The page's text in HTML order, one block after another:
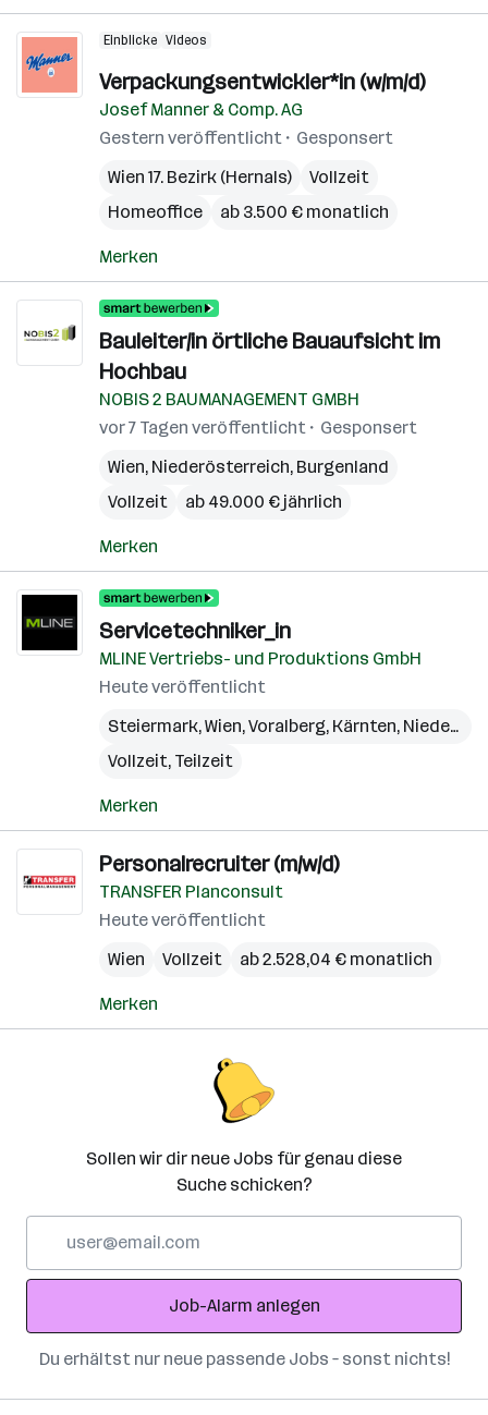
Einblicke Videos
Verpackungsentwickler*in (w/m/d)
Josef Manner & Comp. AG
Gestern veröffentlicht
Gesponsert
Wien 17. Bezirk (Hernals)
Vollzeit
Homeoffice
ab 3.500 € monatlich
Merken
Bauleiter/in örtliche Bauaufsicht im
Hochbau
NOBIS 2 BAUMANAGEMENT GMBH
vor 7 Tagen veröffentlicht
Gesponsert
Wien, Niederösterreich, Burgenland
Vollzeit
ab 49.000 € jährlich
Merken
Servicetechniker_in
MLINE Vertriebs- und Produktions GmbH
Heute veröffentlicht
Steiermark,Wien,Voralberg, Kärnten, Niederösterreich
Vollzeit, Teilzeit
Merken
Personalrecruiter (m/w/d)
TRANSFER Planconsult
Heute veröffentlicht
Wien
Vollzeit ab 2.528,04 € monatlich
Merken
Sollen wir dir neue Jobs für genau diese
Suche schicken?
Adresse
Job-Alarm anlegen
Du erhältst nur neue passende Jobs – sonst nichts!